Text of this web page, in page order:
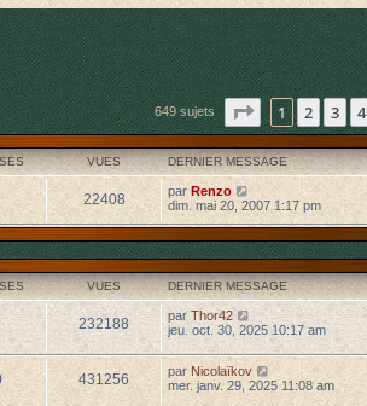
649 sujets Page sur13
1 2 3 4
VUES DERNIER MESSAGE
22408 par Renzo
dim. mai 20, 2007 1:17 pm
VUES DERNIER MESSAGE
232188 parThor42
jeu. oct. 30, 2025 10:17 am
431256 par Nicolaïkov
mer. janv. 29, 2025 11:08 am